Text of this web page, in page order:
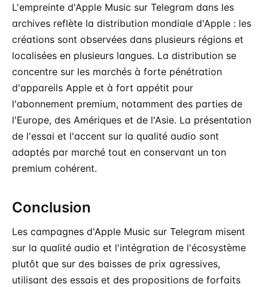
L'empreinte d'Apple Music sur Telegram dans les
archives reflète la distribution mondiale d'Apple : les
créations sont observées dans plusieurs régions et
localisées en plusieurs langues. La distribution se
concentre sur les marchés à forte pénétration
d'appareils Apple et à fort appétit pour
l'abonnement premium, notamment des parties de
l'Europe, des Amériques et de l'Asie. La présentation
de l'essai et l'accent sur la qualité audio sont
adaptés par marché tout en conservant un ton
premium cohérent.
Conclusion
Les campagnes d'Apple Music sur Telegram misent
sur la qualité audio et l'intégration de l'écosystème
plutôt que sur des baisses de prix agressives,
utilisant des essais et des propositions de forfaits